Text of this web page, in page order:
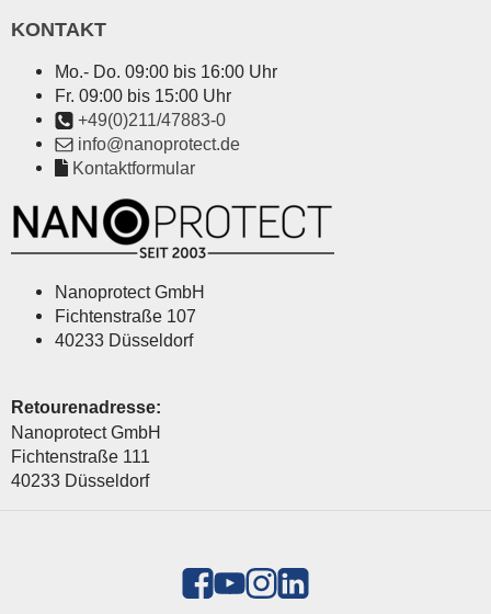
KONTAKT
Mo.- Do. 09:00 bis 16:00 Uhr
Fr. 09:00 bis 15:00 Uhr
+49(0)211/47883-0
info@nanoprotect.de
Kontaktformular
Nanoprotect GmbH
Fichtenstraße 107
40233 Düsseldorf
Retourenadresse:
Nanoprotect GmbH
Fichtenstraße 111
40233 Düsseldorf